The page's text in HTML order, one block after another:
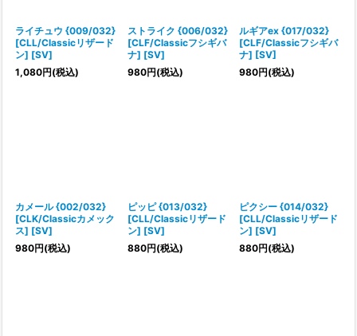
ライチュウ {009/032}
[CLL/Classicリザード
ン] [SV]
1,080円(税込)
ストライク {006/032}
[CLF/Classicフシギバ
ナ] [SV]
980円(税込)
ルギアex {017/032}
[CLF/Classicフシギバ
ナ] [SV]
980円(税込)
カメール {002/032}
[CLK/Classicカメック
ス] [SV]
980円(税込)
ピッピ {013/032}
[CLL/Classicリザード
ン] [SV]
880円(税込)
ピクシー {014/032}
[CLL/Classicリザード
ン] [SV]
880円(税込)